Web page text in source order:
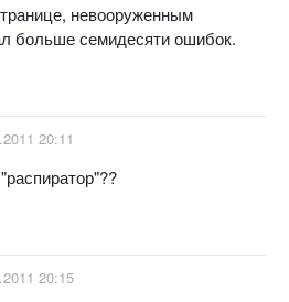
невооруженным
больше семидесяти ошибок.
20:11
20:15